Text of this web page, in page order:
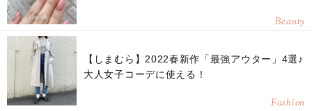
Beauty
【しまむら】2022春新作「最強アウター」4選♪
大人女子コーデに使える！
Fashion